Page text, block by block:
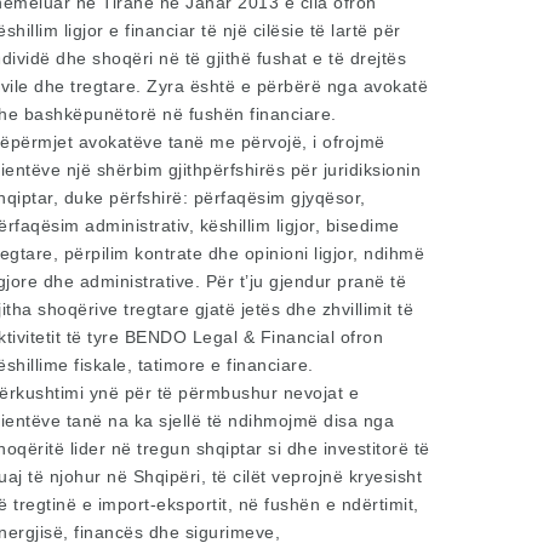
ligjor e financiar të një cilësie të lartë për
dhe shoqëri në të gjithë fushat e të drejtës
dhe tregtare. Zyra është e përbërë nga avokatë
bashkëpunëtorë në fushën financiare.
avokatëve tanë me përvojë, i ofrojmë
një shërbim gjithpërfshirës për juridiksionin
duke përfshirë: përfaqësim gjyqësor,
administrativ, këshillim ligjor, bisedime
përpilim kontrate dhe opinioni ligjor, ndihmë
dhe administrative. Për t’ju gjendur pranë të
shoqërive tregtare gjatë jetës dhe zhvillimit të
të tyre BENDO Legal & Financial ofron
fiskale, tatimore e financiare.
ynë për të përmbushur nevojat e
tanë na ka sjellë të ndihmojmë disa nga
lider në tregun shqiptar si dhe investitorë të
të njohur në Shqipëri, të cilët veprojnë kryesisht
tregtinë e import-eksportit, në fushën e ndërtimit,
financës dhe sigurimeve,